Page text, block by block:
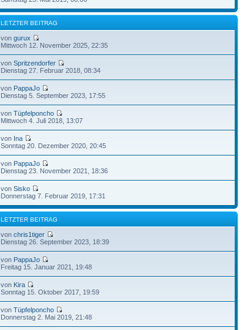
LETZTER BEITRAG
vongurux
Mittwoch 12. November 2025, 22:35
vonSpritzendorfer
Dienstag 27. Februar 2018, 08:34
von PappaJo
Dienstag 5. September 2023, 17:55
vonTüpfelponcho
Mittwoch 4. Juli 2018, 13:07
von Ina
Sonntag 20. Dezember 2020, 20:45
von PappaJo
Dienstag 23. November 2021, 18:36
vonSisko
Donnerstag 7. Februar 2019, 17:31
LETZTER BEITRAG
vonchris1tiger
Dienstag 26. September 2023, 18:39
von PappaJo
Freitag 15. Januar 2021, 19:48
von Kira
Sonntag 15. Oktober 2017, 19:59
vonTüpfelponcho
Donnerstag 2. Mai 2019, 21:48